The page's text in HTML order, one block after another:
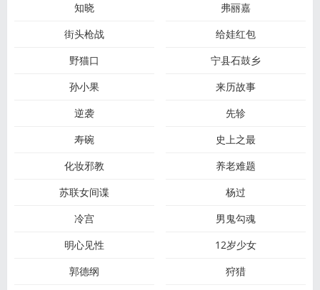
知晓
弗丽嘉
街头枪战
给娃红包
野猫口
宁县石鼓乡
孙小果
来历故事
逆袭
先轸
寿碗
史上之最
化妆邪教
养老难题
苏联女间谍
杨过
冷宫
男鬼勾魂
明心见性
12岁少女
郭德纲
狩猎